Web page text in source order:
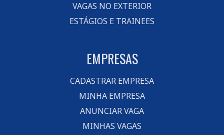
VAGAS NO EXTERIOR
ESTÁGIOS E TRAINEES
EMPRESAS
CADASTRAR EMPRESA
MINHA EMPRESA
ANUNCIAR VAGA
MINHAS VAGAS